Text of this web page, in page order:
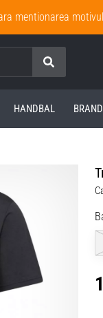
mentionarea
Cauta
HANDBAL